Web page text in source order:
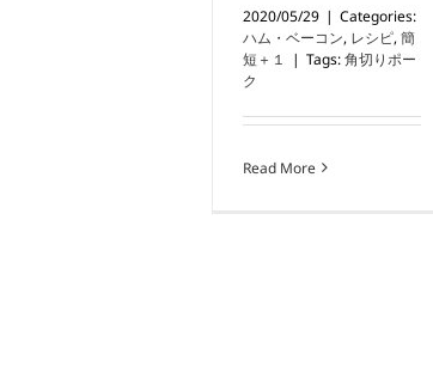
2020/05/29 | Categories:
ハム・ベーコン, レシピ,簡
短＋１ | Tags:角切りポー
ク
Read More